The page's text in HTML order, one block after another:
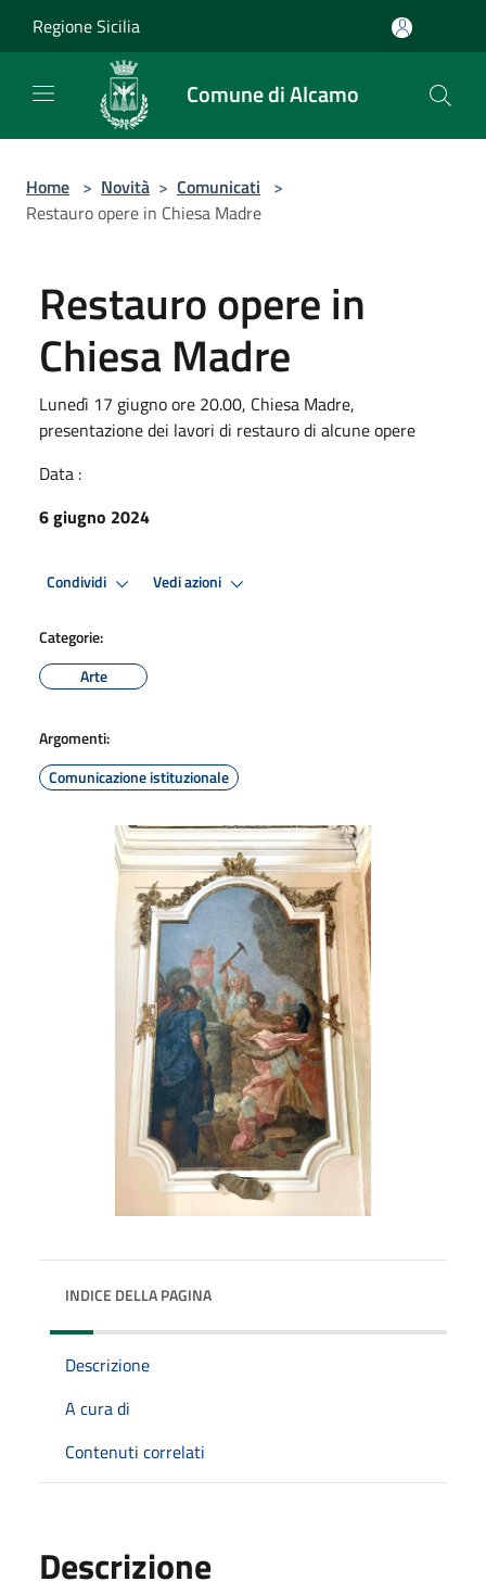
Regione Sicilia
Comune di Alcamo
Home > Novità > Comunicati >
Restauro opere in Chiesa Madre
Restauro opere in
Chiesa Madre
Lunedì 17 giugno ore 20.00, Chiesa Madre,
presentazione dei lavori di restauro di alcune opere
Data :
6 giugno 2024
Condividi Vedi azioni
Categorie:
Arte
Argomenti:
Comunicazione istituzionale
INDICE DELLA PAGINA
Descrizione
A cura di
Contenuti correlati
Descrizione